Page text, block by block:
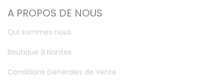
A PROPOS DE NOUS
Qui sommes nous
Boutique à Nantes
Conditions Générales de Vente